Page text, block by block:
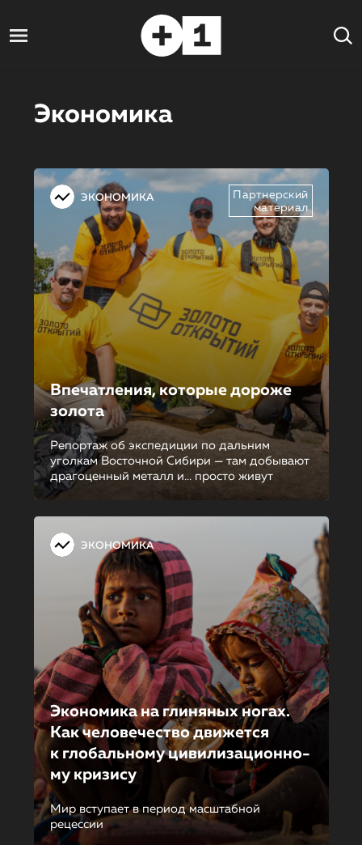
Экономика
ЭКОНОМИКА
Партнерский
материал
Впечатления, которые дороже
золота
Репортаж об экспедиции по дальним
уголкам Восточной Сибири — там добывают
драгоценный металл и... просто живут
ЭКОНОМИКА
Экономика на глиняных ногах.
Как человечество движется
к глобальному цивилизацион­но­
му кризису
Мир вступает в период масштабной
рецессии